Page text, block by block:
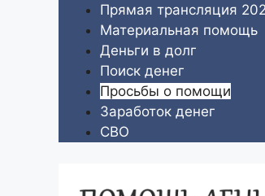
содержимому
Прямая трансляция
Материальная помощь
Деньги в долг
Поиск денег
Просьбы о помощи
Заработок денег
СВО